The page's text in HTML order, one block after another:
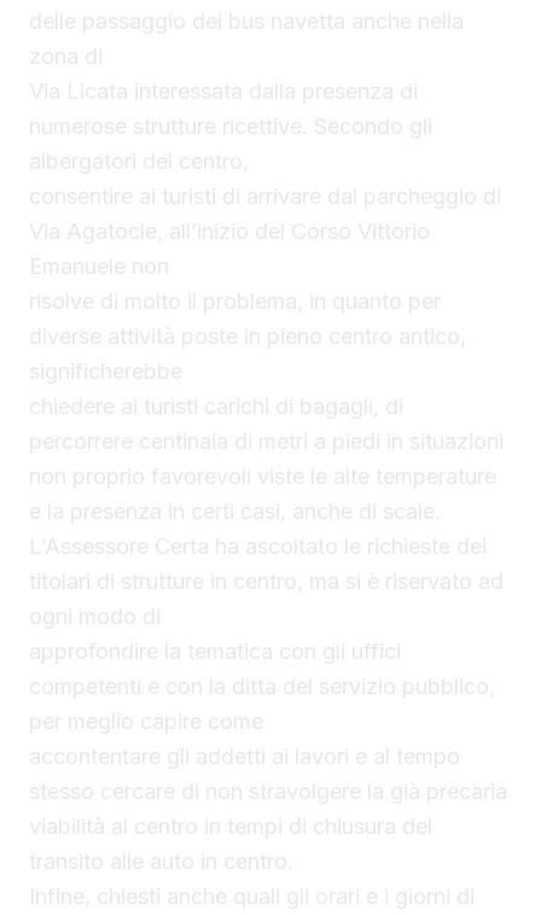
delle passaggio dei bus navetta anche nella
zona di
Via Licata interessata dalla presenza di
numerose strutture ricettive. Secondo gli
albergatori del centro,
consentire ai turisti di arrivare dal parcheggio di
Via Agatocle, all’inizio del Corso Vittorio
Emanuele non
risolve di molto il problema, in quanto per
diverse attività poste in pieno centro antico,
significherebbe
chiedere ai turisti carichi di bagagli, di
percorrere centinaia di metri a piedi in situazioni
non proprio favorevoli viste le alte temperature
e la presenza in certi casi, anche di scale.
L’Assessore Certa ha ascoltato le richieste dei
titolari di strutture in centro, ma si è riservato ad
ogni modo di
approfondire la tematica con gli uffici
competenti e con la ditta del servizio pubblico,
per meglio capire come
accontentare gli addetti ai lavori e al tempo
stesso cercare di non stravolgere la già precaria
viabilità al centro in tempi di chiusura del
transito alle auto in centro.
Infine, chiesti anche quali gli orari e i giorni di